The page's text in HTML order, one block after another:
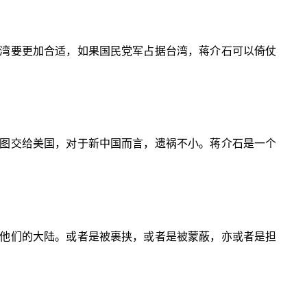
要更加合适，如果国民党军占据台湾，蒋介石可以倚仗
交给美国，对于新中国而言，遗祸不小。蒋介石是一个
们的大陆。或者是被裹挟，或者是被蒙蔽，亦或者是担